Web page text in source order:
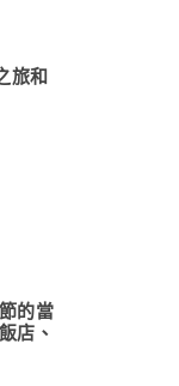
旅和
的當
店、